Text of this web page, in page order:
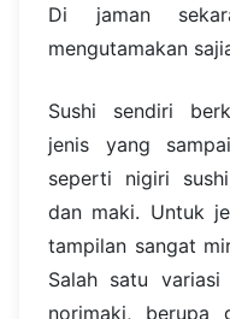
Di jaman
mengutamakan
Sushi sendiri
jenis yang
seperti nigiri
dan maki. Untuk
tampilan sangat
Salah satu
norimaki, berupa